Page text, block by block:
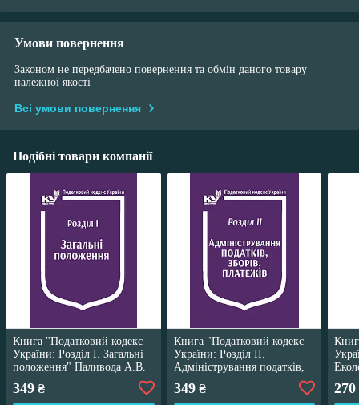
Умови повернення
Законом не передбачено повернення та обмін даного товару
належної якості
Всі умови повернення
Подібні товари компанії
Книга "Податковий кодекс
України: Розділ І. Загальні
положення" Паливода А.В.
349 ₴
Книга "Податковий кодекс
України: Розділ ІІ.
Адміністрування податків,
зборів, платежів" Паливода
А.В.
349₴
А.В.
270